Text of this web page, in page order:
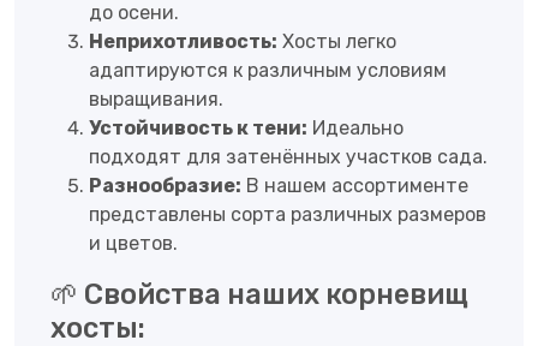
до осени.
Неприхотливость: Хосты легко
адаптируются к различным условиям
выращивания.
Устойчивость к тени: Идеально
подходят для затенённых участков сада.
Разнообразие: В нашем ассортименте
представлены сорта различных размеров
и цветов.
🌱 Свойства наших корневищ
хосты: